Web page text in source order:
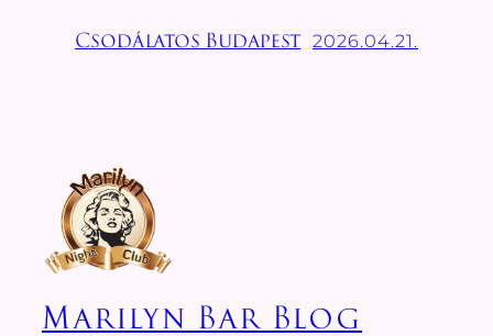
Csodálatos Budapest 2026.04.21.
Marilyn Bar Blog